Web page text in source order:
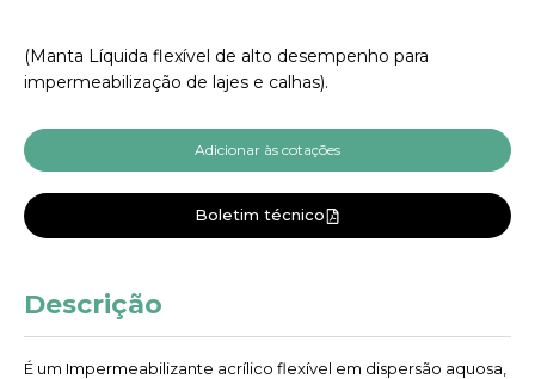
(Manta Líquida flexível de alto desempenho para
impermeabilização de lajes e calhas).
Adicionar às cotações
Boletim técnico
Descrição
É um Impermeabilizante acrílico flexível em dispersão aquosa,